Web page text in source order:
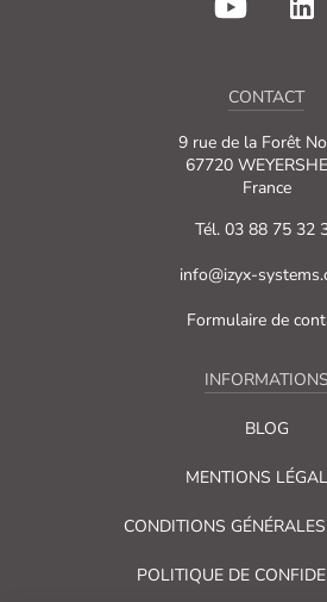
CONTACT
9 rue de la Forêt
67720
France
Tél. 03 88 75 32
info@izyx-
Formulaire de
INFORMATIONS
BLOG
MENTIONS
CONDITIONS
POLITIQUE DE